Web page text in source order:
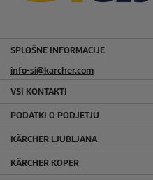
SPLOŠNE INFORMACIJE
info-si@karcher.com
VSI KONTAKTI
PODATKI O PODJETJU
KÄRCHER LJUBLJANA
KÄRCHER KOPER